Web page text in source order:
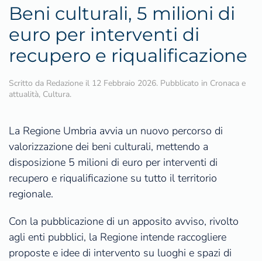
Beni culturali, 5 milioni di
euro per interventi di
recupero e riqualificazione
Scritto da Redazione il 12 Febbraio 2026. Pubblicato in Cronaca e
attualità, Cultura.
La Regione Umbria avvia un nuovo percorso di
valorizzazione dei beni culturali, mettendo a
disposizione 5 milioni di euro per interventi di
recupero e riqualificazione su tutto il territorio
regionale.
Con la pubblicazione di un apposito avviso, rivolto
agli enti pubblici, la Regione intende raccogliere
proposte e idee di intervento su luoghi e spazi di